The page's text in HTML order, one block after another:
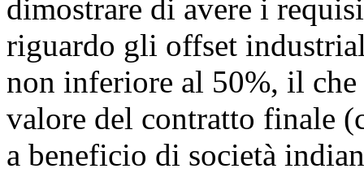
dimostrare di avere i
riguardo gli offset
non inferiore al 50%, il
valore del contratto finale
a beneficio di società